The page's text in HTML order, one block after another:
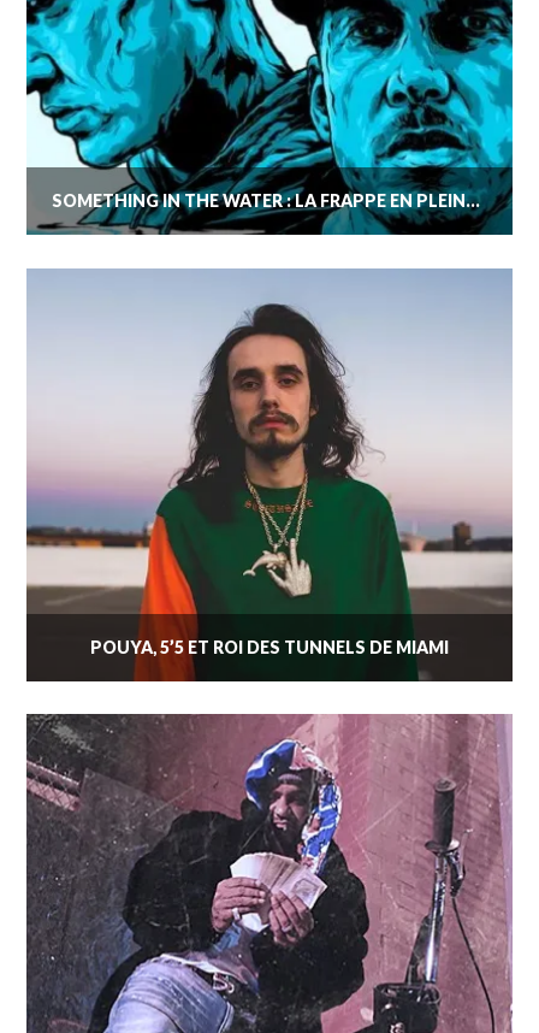
SOMETHING IN THE WATER : LA FRAPPE EN PLEINE LUCARNE DE DAGENHAM
POUYA, 5’5 ET ROI DES TUNNELS DE MIAMI